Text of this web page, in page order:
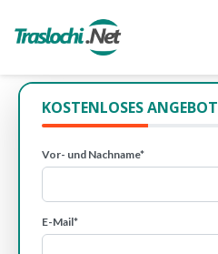
KOSTENLOSES ANGEBOT
Vor- und Nachname*
E-Mail*